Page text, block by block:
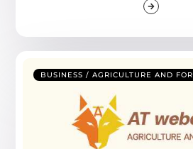
BUSINESS / AGRICULTURE AND